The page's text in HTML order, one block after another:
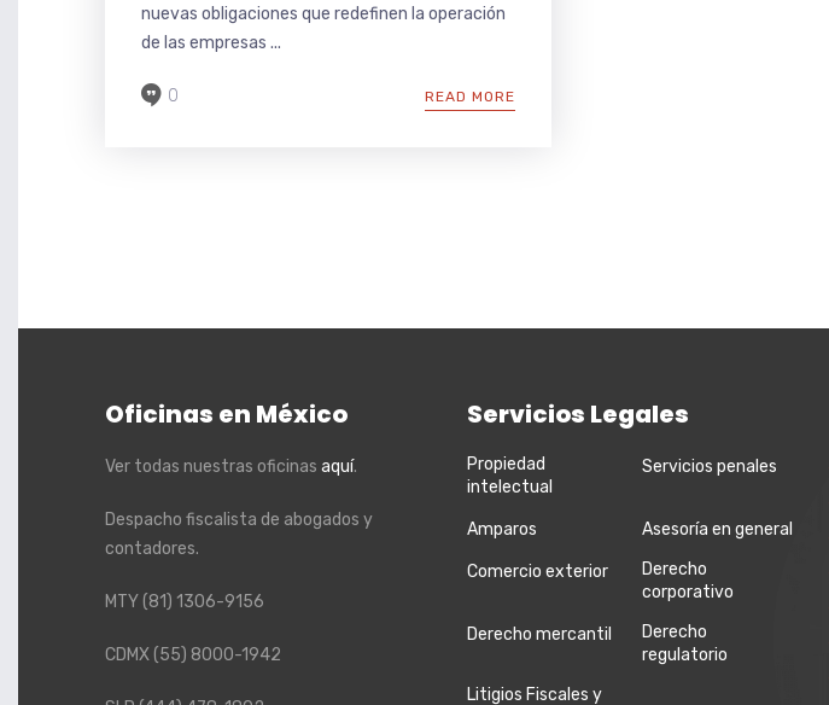
nuevas obligaciones que redefinen la operación
de las empresas ...
READ MORE
0
Oficinas en México
Ver todas nuestras oficinas aquí.
Despacho fiscalista de abogados y
contadores.
MTY(81) 1306-9156
CDMX(55) 8000-1942
Servicios Legales
Propiedad
intelectual
Servicios penales
Amparos Asesoría en general
Comercio exterior
Derecho
corporativo
Derecho mercantil
Derecho
regulatorio
Litigios Fiscales y